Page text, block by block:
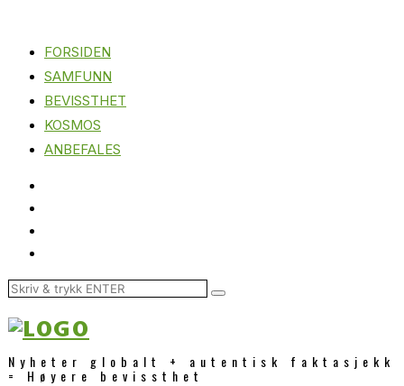
FORSIDEN
SAMFUNN
BEVISSTHET
KOSMOS
ANBEFALES
Nyheter globalt + autentisk faktasjekk
= Høyere bevissthet